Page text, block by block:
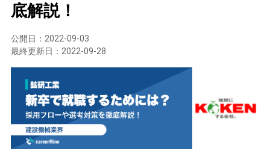
底解説！
公開日： 2022-09-03
最終更新日： 2022-09-28